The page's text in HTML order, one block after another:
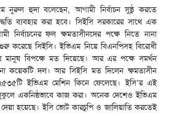
নুরুল হুদা বলেছেন, আগামী নির্বাচন সুষ্ঠু করতে
ব্যবহার করা হবে। সিইসি সরকারের সাথে এক
নির্বাচনের ফল ক্ষমতাসীনদের পক্ষে নিতে নানা
করেছে সিইসি। ইভিএম নিয়ে বিএনপিসহ বিরোধী
মানুষ বিপক্ষে মত দিয়েছে। আর এর পক্ষে সমর্থন
কয়েকটি দল। আর সিইসি মত দিলেন ক্ষমতাসীন
ইভিএম মেশিন কিনে ফেলেছে। ইসি’র এই
একনিষ্ঠভাবে কাজ করা। অনেক দেশেও ইভিএম
হয়েছে। ইসি ভোট কারচুপি ও জালিয়াতি করতেই